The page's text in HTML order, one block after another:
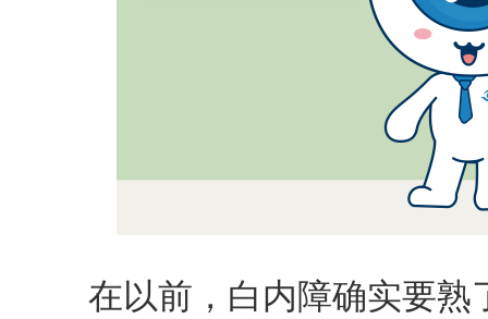
在以前，白内障确实要熟